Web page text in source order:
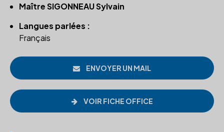
Maître SIGONNEAU Sylvain
Langues parlées :
Français
ENVOYER UN MAIL
VOIR FICHE OFFICE